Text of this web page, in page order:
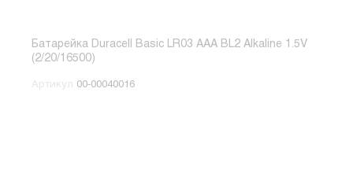
Батарейка Duracell Basic LR03 AAA BL2 Alkaline 1.5V
(2/20/16500)
Артикул 00-00040016